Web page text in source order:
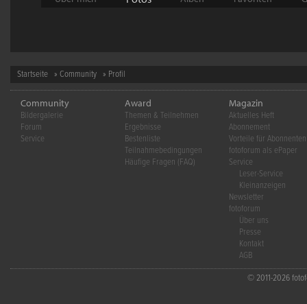
Startseite » Community » Profil
Community
Bildergalerie
Forum
Service
Award
Themen & Teilnehmen
Ergebnisse
Bestenliste
Teilnahmebedingungen
Häufige Fragen (FAQ)
Magazin
Aktuelles Heft
Abonnement
Vorteile für Abonnenten
fotoforum als ePaper
Service
Leser-Service
Kleinanzeigen
Newsletter
fotoforum
Über uns
Presse
Kontakt
AGB
© 2011-2026